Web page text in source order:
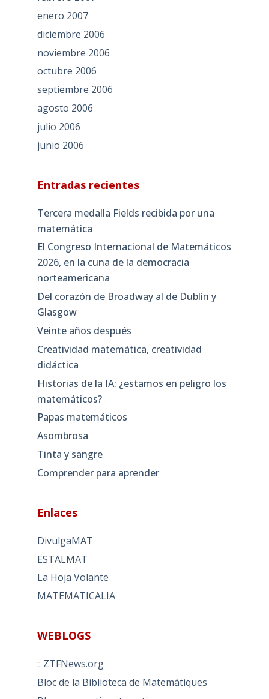
enero 2007
diciembre 2006
noviembre 2006
octubre 2006
septiembre 2006
agosto 2006
julio 2006
junio 2006
Entradas recientes
Tercera medalla Fields recibida por una
matemática
El Congreso Internacional de Matemáticos
2026, en la cuna de la democracia
norteamericana
Del corazón de Broadway al de Dublín y
Glasgow
Veinte años después
Creatividad matemática, creatividad
didáctica
Historias de la IA: ¿estamos en peligro los
matemáticos?
Papas matemáticos
Asombrosa
Tinta y sangre
Comprender para aprender
Enlaces
DivulgaMAT
ESTALMAT
La Hoja Volante
MATEMATICALIA
WEBLOGS
:: ZTFNews.org
Bloc de la Biblioteca de Matemàtiques